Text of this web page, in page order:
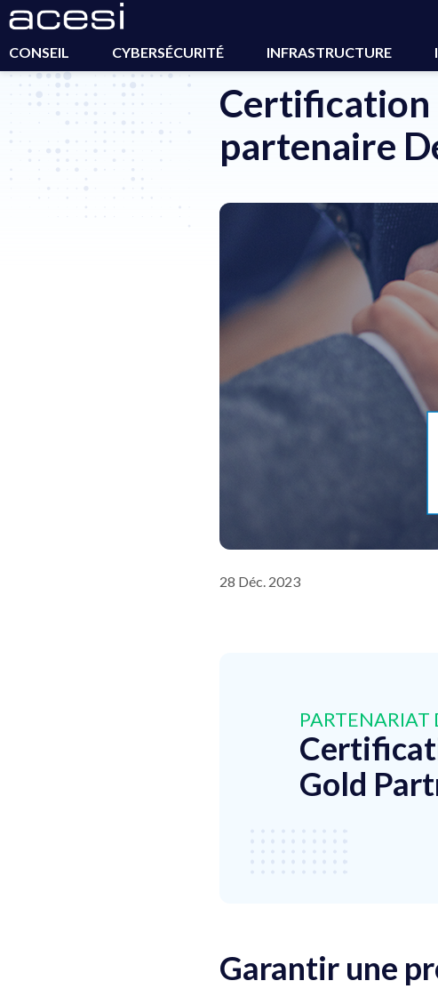
CONSEIL CYBERSÉCURITÉ INFRASTRUCTURE
Accueil>Actualités
Certification
partenaire
28 Déc. 2023
PARTENARIAT
Gold
Garantir une